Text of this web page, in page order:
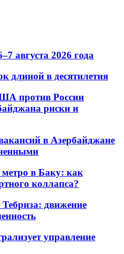
августа 2026 года
длиной в десятилетия
против России
риски и
в Азербайджане
метро в Баку: как
коллапса?
движение
управление